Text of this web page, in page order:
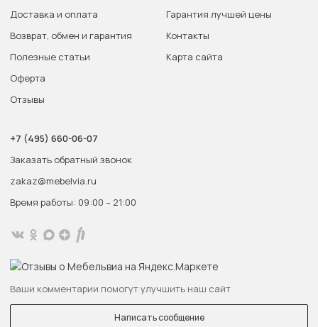
Доставка и оплата
Возврат, обмен и гарантия
Полезные статьи
Оферта
Отзывы
Гарантия лучшей цены
Контакты
Карта сайта
+7 (495) 660-06-07
Заказать обратный звонок
zakaz@mebelvia.ru
Время работы: 09:00 – 21:00
Ваши комментарии помогут улучшить наш сайт
Написать сообщение